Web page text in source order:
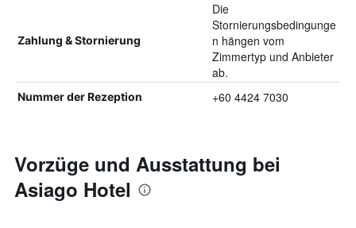
Zahlung & Stornierung
Die
Stornierungsbedingunge
n hängen vom
Zimmertyp und Anbieter
ab.
Nummer der Rezeption +60 4424 7030
Vorzüge und Ausstattung bei
Asiago Hotel